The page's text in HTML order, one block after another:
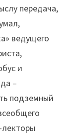
передача,
ведущего
и
–
подземный